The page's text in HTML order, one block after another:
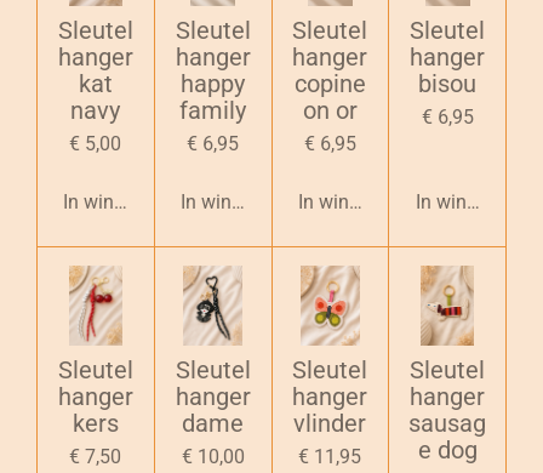
Sleutel
hanger
kat
navy
€ 5,00
In winkelwagen
Sleutel
hanger
happy
family
€ 6,95
In winkelwagen
Sleutel
hanger
copine
on or
€ 6,95
In winkelwagen
Sleutel
hanger
bisou
€ 6,95
In
Sleutel
hanger
kers
€ 7,50
Sleutel
hanger
dame
€ 10,00
Sleutel
hanger
vlinder
€ 11,95
Sleutel
hanger
sausag
e dog